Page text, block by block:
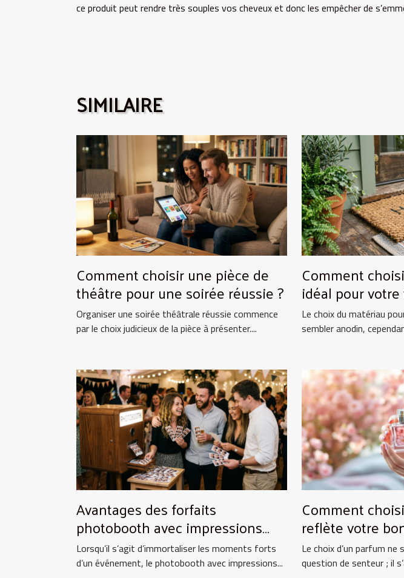
ce produit peut rendre très souples vos cheveux et donc les empêcher de
SIMILAIRE
Comment choisir une pièce de
théâtre pour une soirée réussie ?
Organiser une soirée théâtrale réussie commence
par le choix judicieux de la pièce à présenter....
Comment
idéal pour
Le choix du matériau
sembler anodin,
Avantages des forfaits
photobooth avec impressions
illimitées
Lorsqu’il s’agit d’immortaliser les moments forts
d’un événement, le photobooth avec impressions...
Comment
reflète votre
Le choix d’un parfum
question de senteur ; il